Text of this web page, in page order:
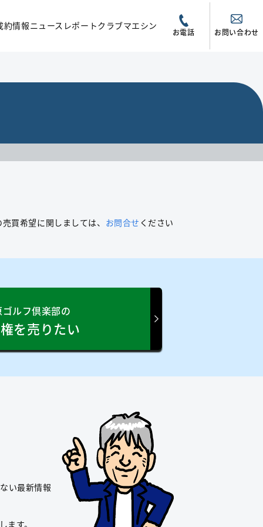
約情報ニュース レポートクラブマエシン
お電話 お問い合わせ
買希望に関しましては、 お問合せ ください
ルフ倶楽部の
を売りたい
い最新情報
す。